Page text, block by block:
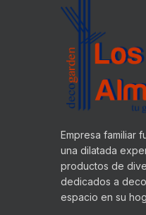
Empresa familiar
una dilatada
productos de
dedicados a
espacio en su